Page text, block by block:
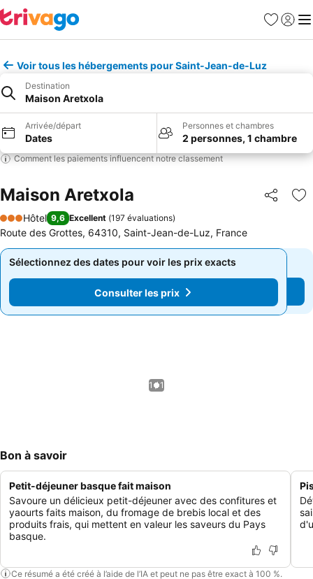
Favoris
Se
Voir tous les hébergements pour Saint-Jean-de-Luz
Destination
Maison Aretxola
Arrivée/départ
Dates
Personnes et chambres
2 personnes, 1 chambre
Comment les paiements influencent notre classement
Maison Aretxola Partager
3 Étoiles
Hôtel 9,6 Excellent (197 évaluations)
Route des Grottes, 64310, Saint-Jean-de-Luz, France
Sélectionnez des dates pour voir les prix exacts
Consulter les prix
Sélectionnez des dates pour voir les prix exacts
Consulter les prix
1 / 1
Bon à savoir
Petit-déjeuner basque fait maison
Savoure un délicieux petit-déjeuner avec des confitures et
yaourts faits maison, du fromage de brebis local et des
produits frais, qui mettent en valeur les saveurs du Pays
basque.
Ce résumé a été créé à l’aide de l’IA et peut ne pas être exact à 100 %.